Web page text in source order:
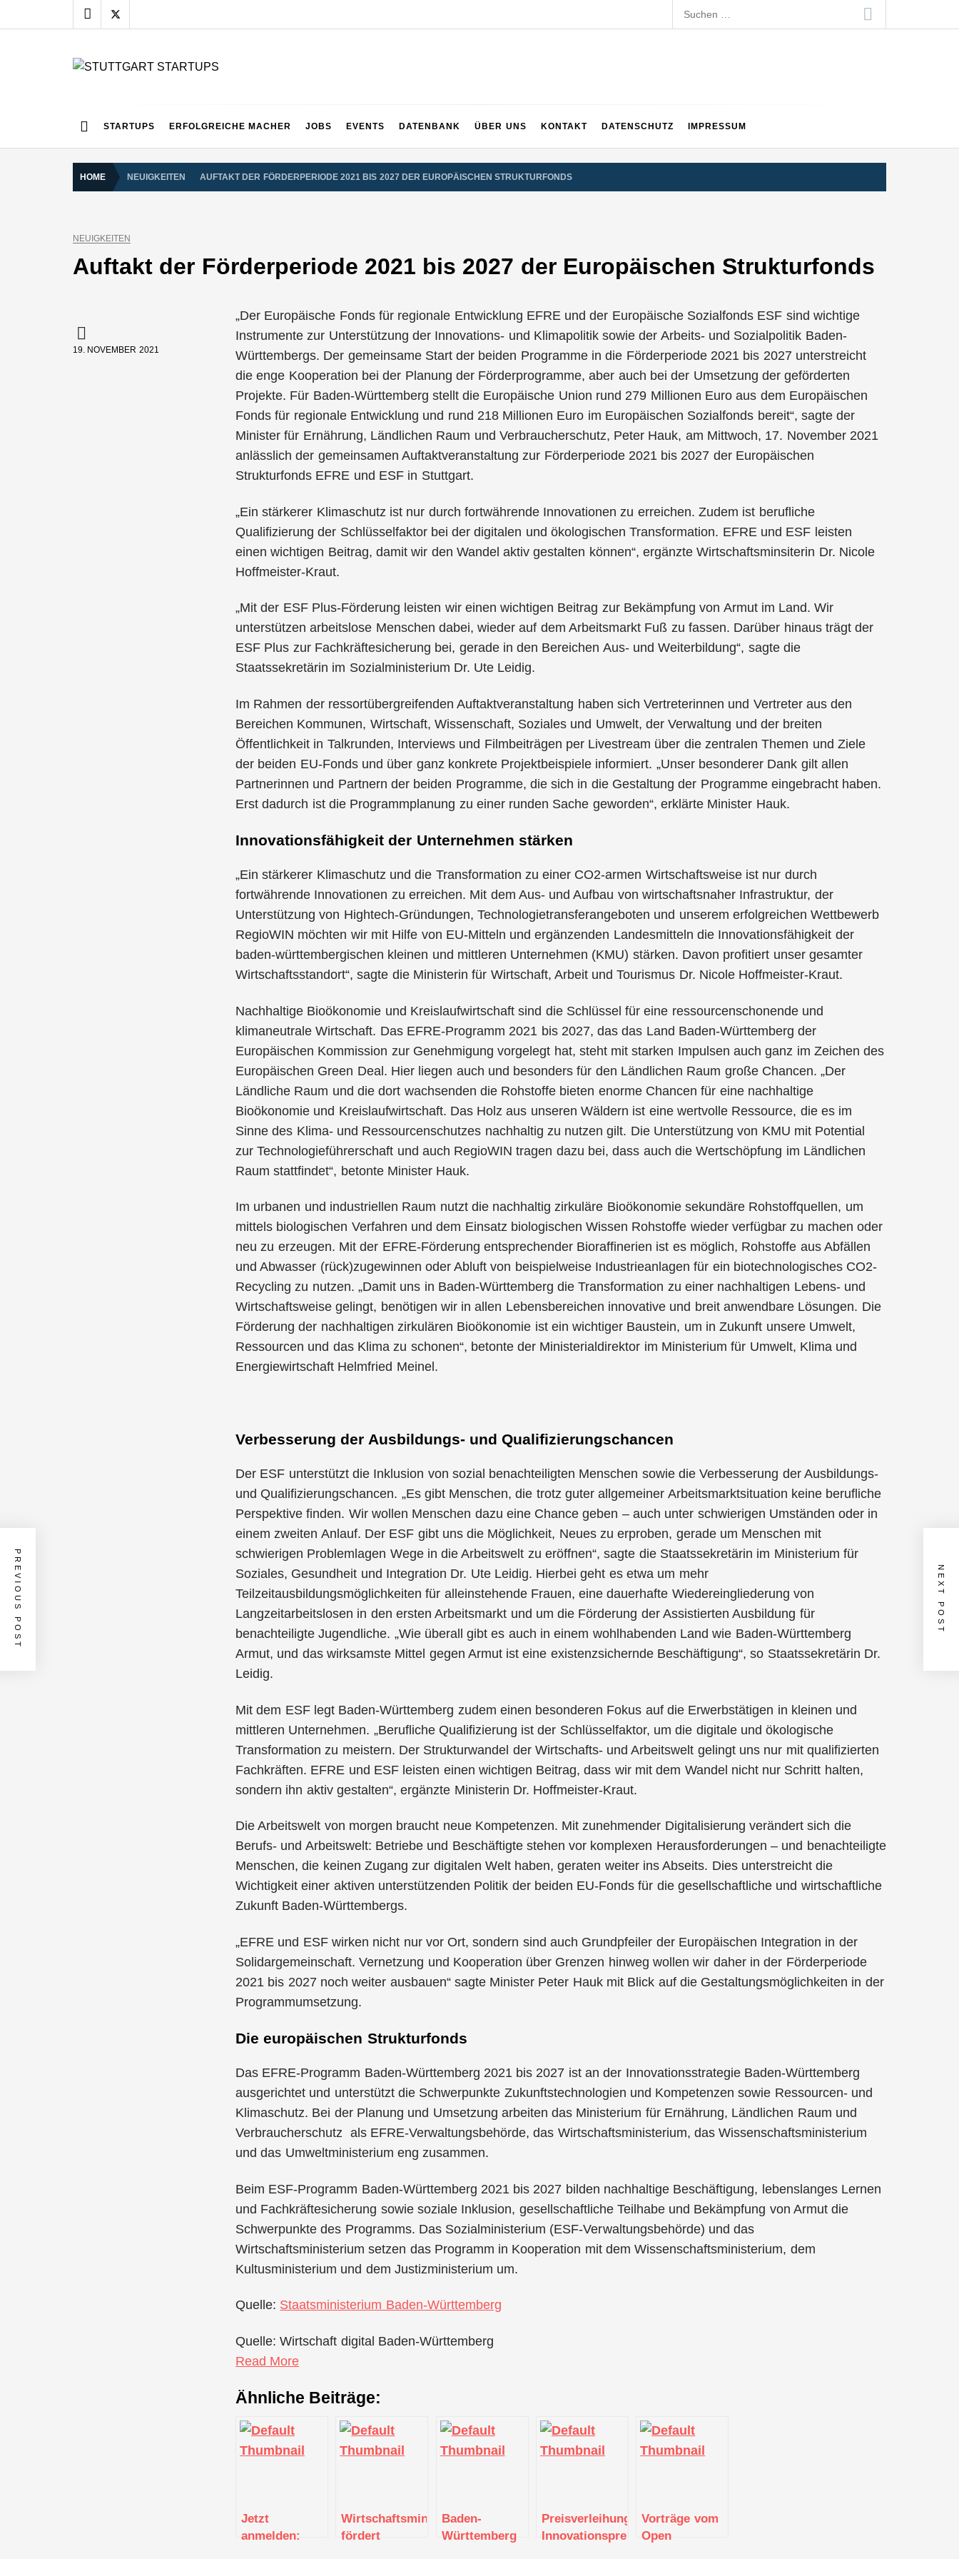
to
Suchen
nach:
STARTUPS ERFOLGREICHE MACHER JOBS EVENTS DATENBANK ÜBER UNS KONTAKT DATENSCHUTZ IMPRESSUM
HOME NEUIGKEITEN AUFTAKT DER FÖRDERPERIODE 2021 BIS 2027 DER EUROPÄISCHEN STRUKTURFONDS
NEUIGKEITEN
Auftakt der Förderperiode 2021 bis 2027 der Europäischen Strukturfonds
19. NOVEMBER 2021
„Der Europäische Fonds für regionale Entwicklung EFRE und der Europäische Sozialfonds ESF sind wichtige
Instrumente zur Unterstützung der Innovations- und Klimapolitik sowie der Arbeits- und Sozialpolitik Baden-
Württembergs. Der gemeinsame Start der beiden Programme in die Förderperiode 2021 bis 2027 unterstreicht
die enge Kooperation bei der Planung der Förderprogramme, aber auch bei der Umsetzung der geförderten
Projekte. Für Baden-Württemberg stellt die Europäische Union rund 279 Millionen Euro aus dem Europäischen
Fonds für regionale Entwicklung und rund 218 Millionen Euro im Europäischen Sozialfonds bereit“, sagte der
Minister für Ernährung, Ländlichen Raum und Verbraucherschutz, Peter Hauk, am Mittwoch, 17. November 2021
anlässlich der gemeinsamen Auftaktveranstaltung zur Förderperiode 2021 bis 2027 der Europäischen
Strukturfonds EFRE und ESF in Stuttgart.
„Ein stärkerer Klimaschutz ist nur durch fortwährende Innovationen zu erreichen. Zudem ist berufliche
Qualifizierung der Schlüsselfaktor bei der digitalen und ökologischen Transformation. EFRE und ESF leisten
einen wichtigen Beitrag, damit wir den Wandel aktiv gestalten können“, ergänzte Wirtschaftsminsiterin Dr. Nicole
Hoffmeister-Kraut.
„Mit der ESF Plus-Förderung leisten wir einen wichtigen Beitrag zur Bekämpfung von Armut im Land. Wir
unterstützen arbeitslose Menschen dabei, wieder auf dem Arbeitsmarkt Fuß zu fassen. Darüber hinaus trägt der
ESF Plus zur Fachkräftesicherung bei, gerade in den Bereichen Aus- und Weiterbildung“, sagte die
Staatssekretärin im Sozialministerium Dr. Ute Leidig.
Im Rahmen der ressortübergreifenden Auftaktveranstaltung haben sich Vertreterinnen und Vertreter aus den
Bereichen Kommunen, Wirtschaft, Wissenschaft, Soziales und Umwelt, der Verwaltung und der breiten
Öffentlichkeit in Talkrunden, Interviews und Filmbeiträgen per Livestream über die zentralen Themen und Ziele
der beiden EU-Fonds und über ganz konkrete Projektbeispiele informiert. „Unser besonderer Dank gilt allen
Partnerinnen und Partnern der beiden Programme, die sich in die Gestaltung der Programme eingebracht haben.
Erst dadurch ist die Programmplanung zu einer runden Sache geworden“, erklärte Minister Hauk.
Innovationsfähigkeit der Unternehmen stärken
„Ein stärkerer Klimaschutz und die Transformation zu einer CO2-armen Wirtschaftsweise ist nur durch
fortwährende Innovationen zu erreichen. Mit dem Aus- und Aufbau von wirtschaftsnaher Infrastruktur, der
Unterstützung von Hightech-Gründungen, Technologietransferangeboten und unserem erfolgreichen Wettbewerb
RegioWIN möchten wir mit Hilfe von EU-Mitteln und ergänzenden Landesmitteln die Innovationsfähigkeit der
baden-württembergischen kleinen und mittleren Unternehmen (KMU) stärken. Davon profitiert unser gesamter
Wirtschaftsstandort“, sagte die Ministerin für Wirtschaft, Arbeit und Tourismus Dr. Nicole Hoffmeister-Kraut.
Nachhaltige Bioökonomie und Kreislaufwirtschaft sind die Schlüssel für eine ressourcenschonende und
klimaneutrale Wirtschaft. Das EFRE-Programm 2021 bis 2027, das das Land Baden-Württemberg der
Europäischen Kommission zur Genehmigung vorgelegt hat, steht mit starken Impulsen auch ganz im Zeichen des
Europäischen Green Deal. Hier liegen auch und besonders für den Ländlichen Raum große Chancen. „Der
Ländliche Raum und die dort wachsenden die Rohstoffe bieten enorme Chancen für eine nachhaltige
Bioökonomie und Kreislaufwirtschaft. Das Holz aus unseren Wäldern ist eine wertvolle Ressource, die es im
Sinne des Klima- und Ressourcenschutzes nachhaltig zu nutzen gilt. Die Unterstützung von KMU mit Potential
zur Technologieführerschaft und auch RegioWIN tragen dazu bei, dass auch die Wertschöpfung im Ländlichen
Raum stattfindet“, betonte Minister Hauk.
Im urbanen und industriellen Raum nutzt die nachhaltig zirkuläre Bioökonomie sekundäre Rohstoffquellen, um
mittels biologischen Verfahren und dem Einsatz biologischen Wissen Rohstoffe wieder verfügbar zu machen oder
neu zu erzeugen. Mit der EFRE-Förderung entsprechender Bioraffinerien ist es möglich, Rohstoffe aus Abfällen
und Abwasser (rück)zugewinnen oder Abluft von beispielweise Industrieanlagen für ein biotechnologisches CO2-
Recycling zu nutzen. „Damit uns in Baden-Württemberg die Transformation zu einer nachhaltigen Lebens- und
Wirtschaftsweise gelingt, benötigen wir in allen Lebensbereichen innovative und breit anwendbare Lösungen. Die
Förderung der nachhaltigen zirkulären Bioökonomie ist ein wichtiger Baustein, um in Zukunft unsere Umwelt,
Ressourcen und das Klima zu schonen“, betonte der Ministerialdirektor im Ministerium für Umwelt, Klima und
Energiewirtschaft Helmfried Meinel.
Verbesserung der Ausbildungs- und Qualifizierungschancen
Der ESF unterstützt die Inklusion von sozial benachteiligten Menschen sowie die Verbesserung der Ausbildungs-
und Qualifizierungschancen. „Es gibt Menschen, die trotz guter allgemeiner Arbeitsmarktsituation keine berufliche
Perspektive finden. Wir wollen Menschen dazu eine Chance geben – auch unter schwierigen Umständen oder in
einem zweiten Anlauf. Der ESF gibt uns die Möglichkeit, Neues zu erproben, gerade um Menschen mit
schwierigen Problemlagen Wege in die Arbeitswelt zu eröffnen“, sagte die Staatssekretärin im Ministerium für
Soziales, Gesundheit und Integration Dr. Ute Leidig. Hierbei geht es etwa um mehr
Teilzeitausbildungsmöglichkeiten für alleinstehende Frauen, eine dauerhafte Wiedereingliederung von
Langzeitarbeitslosen in den ersten Arbeitsmarkt und um die Förderung der Assistierten Ausbildung für
benachteiligte Jugendliche. „Wie überall gibt es auch in einem wohlhabenden Land wie Baden-Württemberg
Armut, und das wirksamste Mittel gegen Armut ist eine existenzsichernde Beschäftigung“, so Staatssekretärin Dr.
Leidig.
Mit dem ESF legt Baden-Württemberg zudem einen besonderen Fokus auf die Erwerbstätigen in kleinen und
mittleren Unternehmen. „Berufliche Qualifizierung ist der Schlüsselfaktor, um die digitale und ökologische
Transformation zu meistern. Der Strukturwandel der Wirtschafts- und Arbeitswelt gelingt uns nur mit qualifizierten
Fachkräften. EFRE und ESF leisten einen wichtigen Beitrag, dass wir mit dem Wandel nicht nur Schritt halten,
sondern ihn aktiv gestalten“, ergänzte Ministerin Dr. Hoffmeister-Kraut.
Die Arbeitswelt von morgen braucht neue Kompetenzen. Mit zunehmender Digitalisierung verändert sich die
Berufs- und Arbeitswelt: Betriebe und Beschäftigte stehen vor komplexen Herausforderungen – und benachteiligte
Menschen, die keinen Zugang zur digitalen Welt haben, geraten weiter ins Abseits. Dies unterstreicht die
Wichtigkeit einer aktiven unterstützenden Politik der beiden EU-Fonds für die gesellschaftliche und wirtschaftliche
Zukunft Baden-Württembergs.
„EFRE und ESF wirken nicht nur vor Ort, sondern sind auch Grundpfeiler der Europäischen Integration in der
Solidargemeinschaft. Vernetzung und Kooperation über Grenzen hinweg wollen wir daher in der Förderperiode
2021 bis 2027 noch weiter ausbauen“ sagte Minister Peter Hauk mit Blick auf die Gestaltungsmöglichkeiten in der
Programmumsetzung.
Die europäischen Strukturfonds
Das EFRE-Programm Baden-Württemberg 2021 bis 2027 ist an der Innovationsstrategie Baden-Württemberg
ausgerichtet und unterstützt die Schwerpunkte Zukunftstechnologien und Kompetenzen sowie Ressourcen- und
Klimaschutz. Bei der Planung und Umsetzung arbeiten das Ministerium für Ernährung, Ländlichen Raum und
Verbraucherschutz als EFRE-Verwaltungsbehörde, das Wirtschaftsministerium, das Wissenschaftsministerium
und das Umweltministerium eng zusammen.
Beim ESF-Programm Baden-Württemberg 2021 bis 2027 bilden nachhaltige Beschäftigung, lebenslanges Lernen
und Fachkräftesicherung sowie soziale Inklusion, gesellschaftliche Teilhabe und Bekämpfung von Armut die
Schwerpunkte des Programms. Das Sozialministerium (ESF-Verwaltungsbehörde) und das
Wirtschaftsministerium setzen das Programm in Kooperation mit dem Wissenschaftsministerium, dem
Kultusministerium und dem Justizministerium um.
Quelle: Staatsministerium Baden-Württemberg
Quelle: Wirtschaft digital Baden-Württemberg
Read More
Ähnliche Beiträge:
Jetzt
anmelden:
Wirtschaftsministerium
fördert
Baden-
Württemberg
Preisverleihung
Innovationspreis
Vorträge vom
Open
PREVIOUS POST NEXT POST